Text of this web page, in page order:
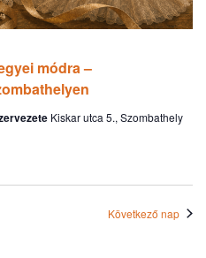
módra –
Kiskar utca 5., Szombathely
Következő nap